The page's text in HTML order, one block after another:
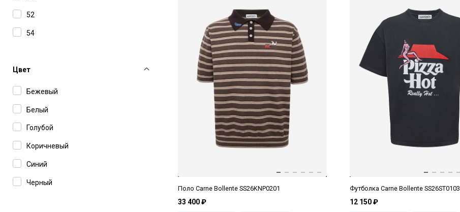
Found
Haikure
52
54
Цвет
Бежевый
Белый
Голубой
Коричневый
Синий
Черный
Поло Carne Bollente SS26KNP0201
33 400 ₽
Футболка Carne Bollente SS26ST0103
12 150 ₽